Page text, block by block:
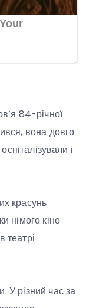
84-річної
вона довго
і
красунь
німого кіно
театрі
У різний час за